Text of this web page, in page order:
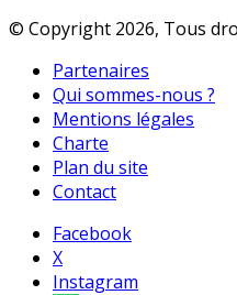
© Copyright 2026, Tous
Partenaires
Qui sommes-nous ?
Mentions légales
Charte
Plan du site
Contact
Facebook
X
Instagram